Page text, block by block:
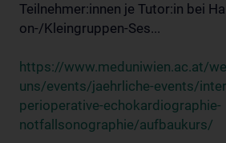
Teilnehmer:innen je Tutor:in bei
on-/Kleingruppen-Ses...
https://www.meduniwien.ac.at/
uns/events/jaehrliche-events/
perioperative-echokardiographie-
notfallsonographie/aufbaukurs/